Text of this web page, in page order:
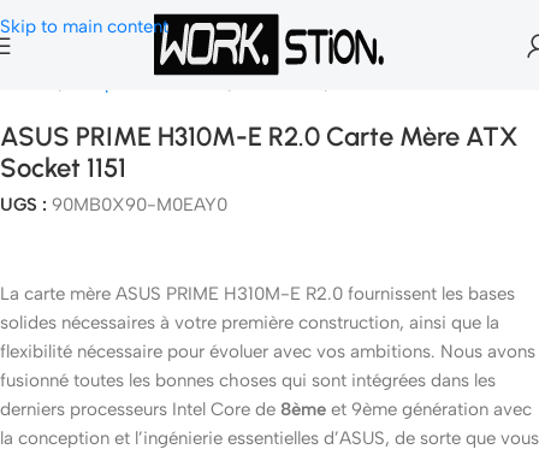
Skip to main content
Composants Gamer Carte Mère
ASUS PRIME H310M-E R2.0 Carte Mère ATX
Socket 1151
UGS : 90MB0X90-M0EAY0
La carte mère ASUS PRIME H310M-E R2.0 fournissent les bases
solides nécessaires à votre première construction, ainsi que la
flexibilité nécessaire pour évoluer avec vos ambitions. Nous avons
fusionné toutes les bonnes choses qui sont intégrées dans les
derniers processeurs Intel Core de 8ème et 9ème génération avec
la conception et l’ingénierie essentielles d’ASUS, de sorte que vous